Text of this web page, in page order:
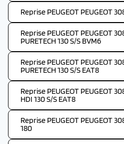
Reprise PEUGEOT PEUGEOT
Reprise PEUGEOT PEUGEOT
PURETECH 130 S/S BVM6
Reprise PEUGEOT PEUGEOT
PURETECH 130 S/S EAT8
Reprise PEUGEOT PEUGEOT
HDI 130 S/S EAT8
Reprise PEUGEOT PEUGEOT
180